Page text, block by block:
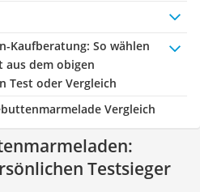
Kaufberatung: So wählen
aus dem obigen
Test oder Vergleich
Vergleich
Testsieger